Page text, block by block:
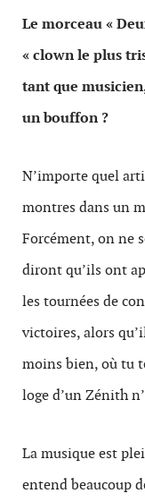
Le morceau «
« clown le plus
tant que
un bouffon ?
N’importe quel
montres dans un
Forcément, on ne
diront qu’ils ont
les tournées de
victoires, alors
moins bien, où tu
loge d’un Zénith
La musique est
entend beaucoup